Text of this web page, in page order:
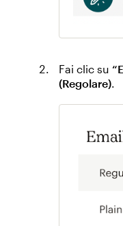
Fai clic su
(Regolare)